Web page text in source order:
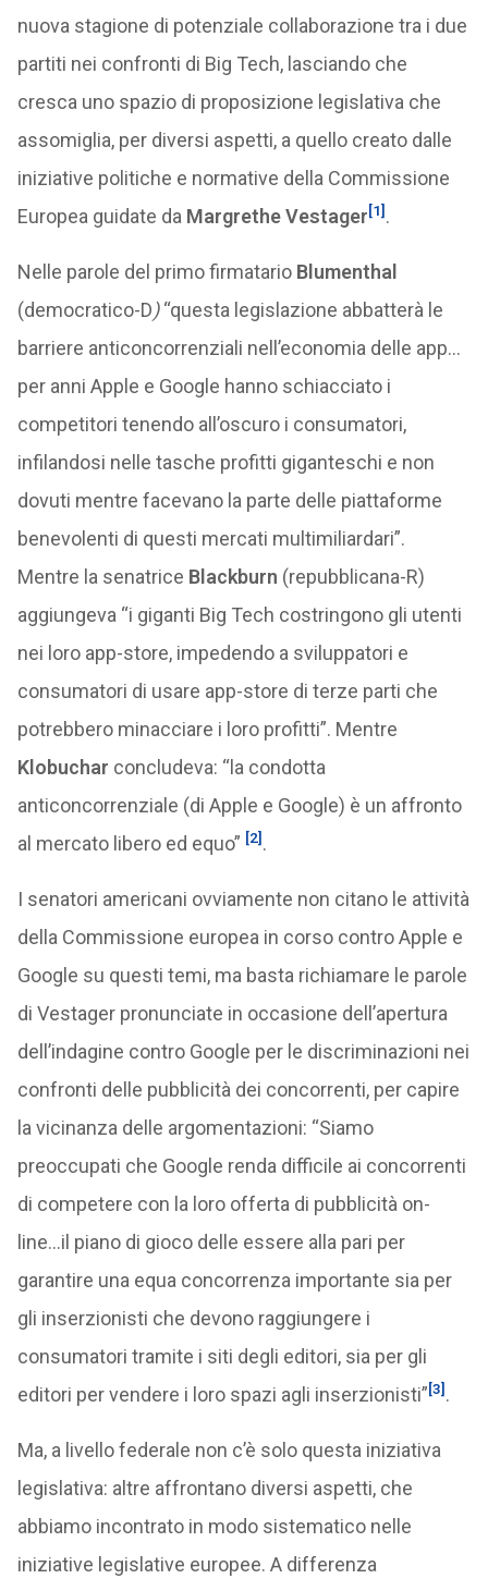
nuova stagione di potenziale collaborazione tra i due
partiti nei confronti di Big Tech, lasciando che
cresca uno spazio di proposizione legislativa che
assomiglia, per diversi aspetti, a quello creato dalle
iniziative politiche e normative della Commissione
Europea guidate da Margrethe Vestager[1] .
Nelle parole del primo firmatario Blumenthal
(democratico-D)“questa legislazione abbatterà le
barriere anticoncorrenziali nell’economia delle app…
per anni Apple e Google hanno schiacciato i
competitori tenendo all’oscuro i consumatori,
infilandosi nelle tasche profitti giganteschi e non
dovuti mentre facevano la parte delle piattaforme
benevolenti di questi mercati multimiliardari”.
Mentre la senatrice Blackburn (repubblicana-R)
aggiungeva “i giganti Big Tech costringono gli utenti
nei loro app-store, impedendo a sviluppatori e
consumatori di usare app-store di terze parti che
potrebbero minacciare i loro profitti”. Mentre
Klobuchar concludeva: “la condotta
anticoncorrenziale (di Apple e Google) è un affronto
al mercato libero ed equo” [2] .
I senatori americani ovviamente non citano le attività
della Commissione europea in corso contro Apple e
Google su questi temi, ma basta richiamare le parole
di Vestager pronunciate in occasione dell’apertura
dell’indagine contro Google per le discriminazioni nei
confronti delle pubblicità dei concorrenti, per capire
la vicinanza delle argomentazioni: “Siamo
preoccupati che Google renda difficile ai concorrenti
di competere con la loro offerta di pubblicità on-
line…il piano di gioco delle essere alla pari per
garantire una equa concorrenza importante sia per
gli inserzionisti che devono raggiungere i
consumatori tramite i siti degli editori, sia per gli
editori per vendere i loro spazi agli inserzionisti”[3] .
Ma, a livello federale non c’è solo questa iniziativa
legislativa: altre affrontano diversi aspetti, che
abbiamo incontrato in modo sistematico nelle
iniziative legislative europee. A differenza